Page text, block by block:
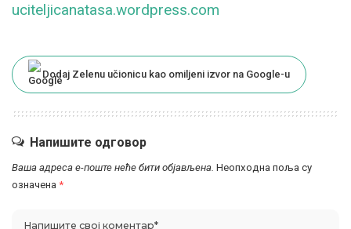
uciteljicanatasa.wordpress.com
Dodaj Zelenu učionicu kao omiljeni izvor na Google-u
Напишите одговор
Ваша адреса е-поште неће бити објављена. Неопходна поља су
означена *